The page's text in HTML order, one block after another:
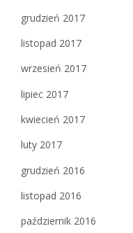
grudzień 2017
listopad 2017
wrzesień 2017
lipiec 2017
kwiecień 2017
luty 2017
grudzień 2016
listopad 2016
październik 2016